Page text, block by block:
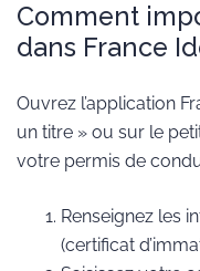
Comment
dans France
Ouvrez l’application
un titre » ou sur le
votre permis de
Renseignez les
(certificat